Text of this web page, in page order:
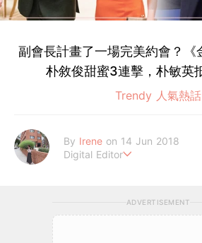
副會長計畫了一場完美約會？《
朴敘俊甜蜜3連擊，朴敏英
Trendy 人氣熱話
By Irene on 14 Jun 2018
Digital Editor
ADVERTISEMENT